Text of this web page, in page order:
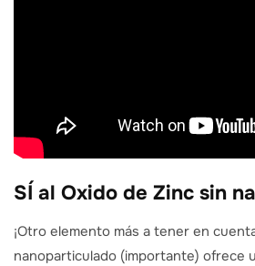
SÍ al Oxido de Zinc sin
¡Otro elemento más a tener en
nanoparticulado (importante) ofrece